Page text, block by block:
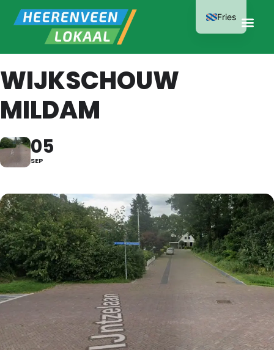
WIJKSCHOUW
MILDAM
05
SEP
Fries